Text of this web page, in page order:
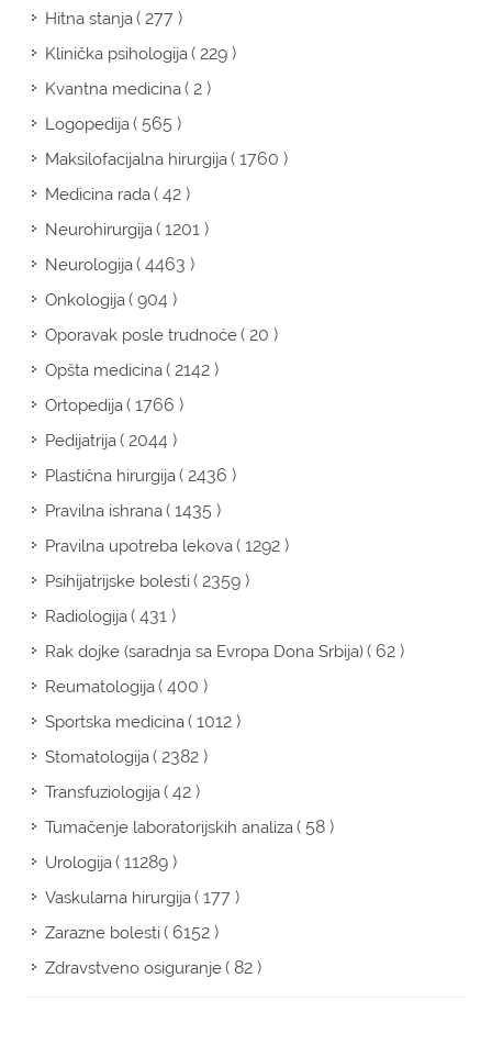
Hitna stanja( 277 )
Klinička psihologija( 229 )
Kvantna medicina( 2 )
Logopedija( 565 )
Maksilofacijalna hirurgija( 1760 )
Medicina rada( 42 )
Neurohirurgija( 1201 )
Neurologija( 4463 )
Onkologija( 904 )
Oporavak posle trudnoće( 20 )
Opšta medicina( 2142 )
Ortopedija( 1766 )
Pedijatrija( 2044 )
Plastična hirurgija( 2436 )
Pravilna ishrana( 1435 )
Pravilna upotreba lekova( 1292 )
Psihijatrijske bolesti( 2359 )
Radiologija( 431 )
Rak dojke (saradnja sa Evropa Dona Srbija)( 62 )
Reumatologija( 400 )
Sportska medicina( 1012 )
Stomatologija( 2382 )
Transfuziologija( 42 )
Tumačenje laboratorijskih analiza( 58 )
Urologija( 11289 )
Vaskularna hirurgija( 177 )
Zarazne bolesti( 6152 )
Zdravstveno osiguranje( 82 )